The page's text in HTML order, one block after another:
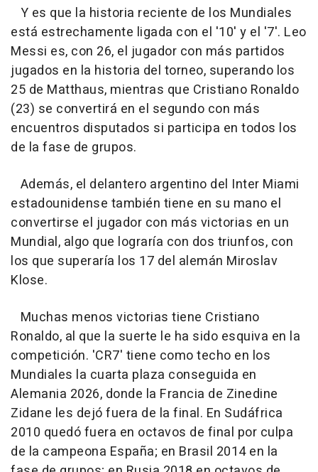
Y es que la historia reciente de los Mundiales
está estrechamente ligada con el '10' y el '7'. Leo
Messi es, con 26, el jugador con más partidos
jugados en la historia del torneo, superando los
25 de Matthaus, mientras que Cristiano Ronaldo
(23) se convertirá en el segundo con más
encuentros disputados si participa en todos los
de la fase de grupos.
Además, el delantero argentino del Inter Miami
estadounidense también tiene en su mano el
convertirse el jugador con más victorias en un
Mundial, algo que lograría con dos triunfos, con
los que superaría los 17 del alemán Miroslav
Klose.
Muchas menos victorias tiene Cristiano
Ronaldo, al que la suerte le ha sido esquiva en la
competición. 'CR7' tiene como techo en los
Mundiales la cuarta plaza conseguida en
Alemania 2026, donde la Francia de Zinedine
Zidane les dejó fuera de la final. En Sudáfrica
2010 quedó fuera en octavos de final por culpa
de la campeona España; en Brasil 2014 en la